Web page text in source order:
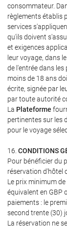
consommateur.
règlements établis
services
qu'ils doivent
et exigences
leur voyage, dans
de l'entrée dans les
moins de 18 ans
écrite, signée par
par toute autorité
La Plateforme
pertinentes sur les
pour le voyage
16. CONDITIONS
Pour bénéficier du
réservation d'hôtel
Le prix minimum
équivalent en GBP
paiements : le
second trente (30)
La réservation ne